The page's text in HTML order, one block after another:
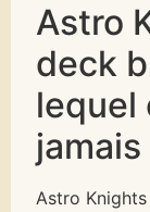
Astro
deck
lequel
Astro